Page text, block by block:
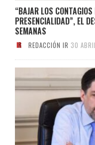
“BAJAR LOS
PRESENCIALIDAD”, EL
SEMANAS
REDACCIÓN IR 30